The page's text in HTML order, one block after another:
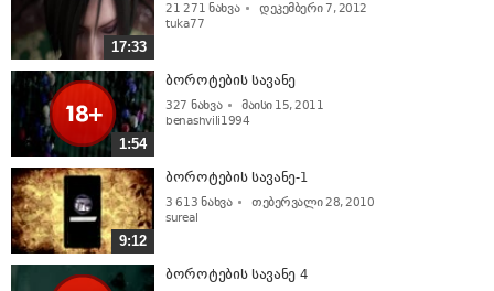
17:33
21 271 ნახვა
დეკემბერი 7, 2012
tuka77
1:54
ბოროტების სავანე
327 ნახვა
მაისი 15, 2011
benashvili1994
9:12
ბოროტების სავანე-1
3 613 ნახვა
თებერვალი 28, 2010
sureal
ბოროტების სავანე 4